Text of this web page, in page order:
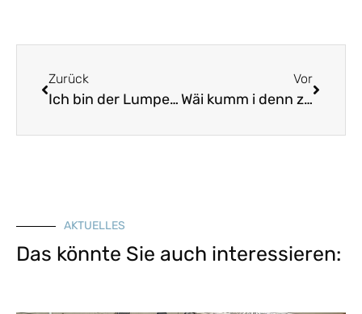
Zurück
Ich bin der Lumpenmann
Vor
Wäi kumm i denn zu der Haustür nei
AKTUELLES
Das könnte Sie auch interessieren: